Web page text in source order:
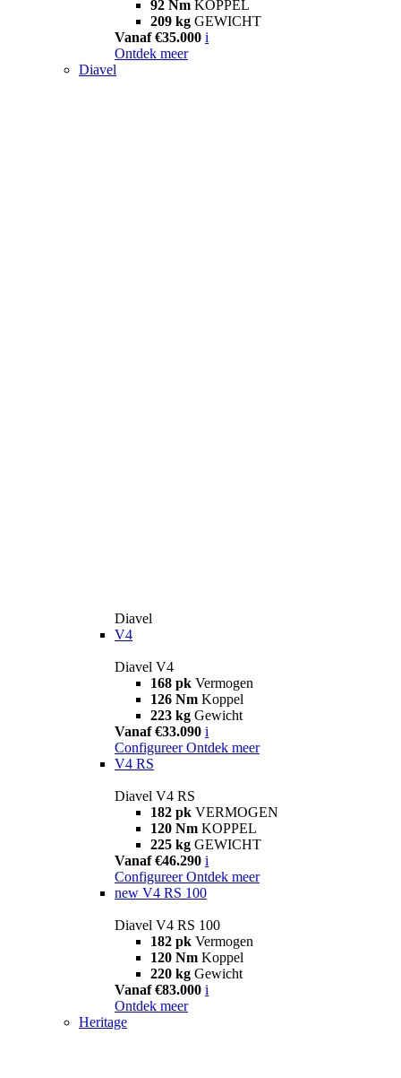
92 Nm KOPPEL
209 kg GEWICHT
Vanaf €35.000 i
Ontdek meer
Diavel
Diavel
V4
Diavel V4
168 pk Vermogen
126 Nm Koppel
223 kg Gewicht
Vanaf €33.090 i
Configureer Ontdek meer
V4 RS
Diavel V4 RS
182 pk VERMOGEN
120 Nm KOPPEL
225 kg GEWICHT
Vanaf €46.290 i
Configureer Ontdek meer
new V4 RS 100
Diavel V4 RS 100
182 pk Vermogen
120 Nm Koppel
220 kg Gewicht
Vanaf €83.000 i
Ontdek meer
Heritage